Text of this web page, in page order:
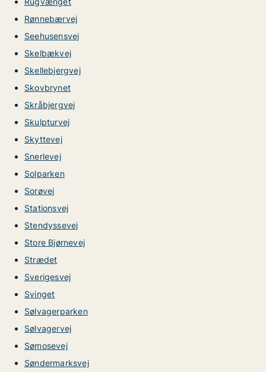
Rønnebærvej
Seehusensvej
Skelbækvej
Skellebjergvej
Skovbrynet
Skråbjergvej
Skulpturvej
Skyttevej
Snerlevej
Solparken
Sorøvej
Stationsvej
Stendyssevej
Store Bjørnevej
Strædet
Sverigesvej
Svinget
Sølvagerparken
Sølvagervej
Sømosevej
Søndermarksvej